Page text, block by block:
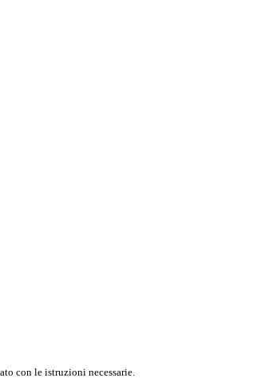
con le istruzioni necessarie.